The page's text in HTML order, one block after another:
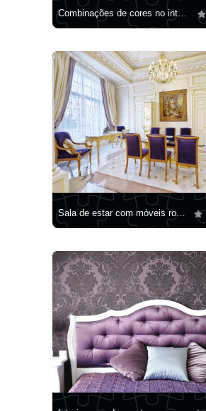
Combinações de cores no interior
Sala de estar com móveis roxos